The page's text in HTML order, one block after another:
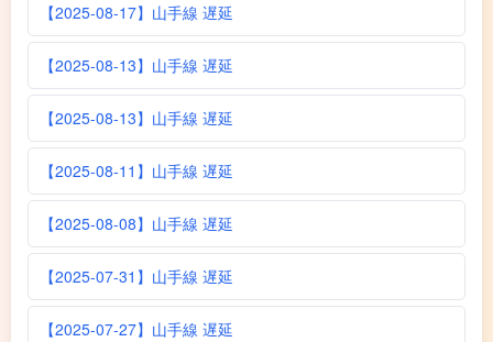
【2025-08-17】山手線 遅延
【2025-08-13】山手線 遅延
【2025-08-13】山手線 遅延
【2025-08-11】山手線 遅延
【2025-08-08】山手線 遅延
【2025-07-31】山手線 遅延
【2025-07-27】山手線 遅延